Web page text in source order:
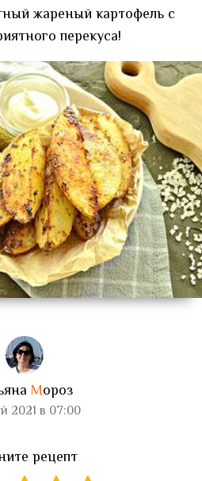
жареный картофель с
перекуса!
Мороз
2021 в 07:00
рецепт